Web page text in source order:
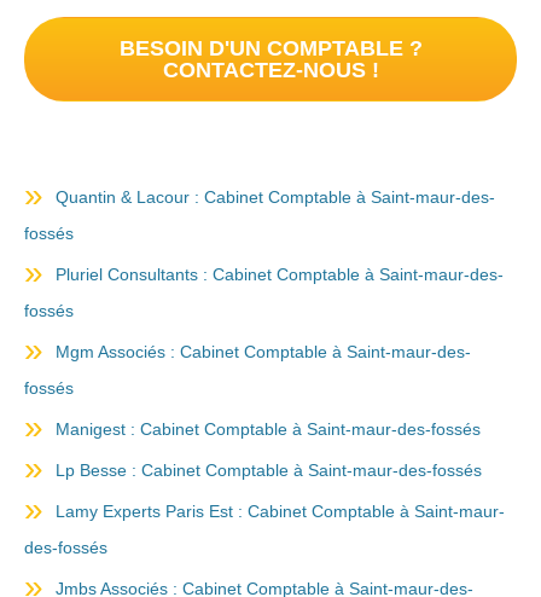
BESOIN D'UN COMPTABLE ?
CONTACTEZ-NOUS !
Quantin & Lacour : Cabinet Comptable à Saint-maur-des-
fossés
Pluriel Consultants : Cabinet Comptable à Saint-maur-des-
fossés
Mgm Associés : Cabinet Comptable à Saint-maur-des-
fossés
Manigest : Cabinet Comptable à Saint-maur-des-fossés
Lp Besse : Cabinet Comptable à Saint-maur-des-fossés
Lamy Experts Paris Est : Cabinet Comptable à Saint-maur-
des-fossés
Jmbs Associés : Cabinet Comptable à Saint-maur-des-